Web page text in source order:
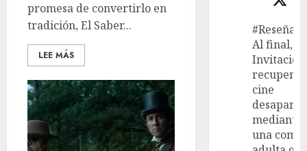
promesa de convertirlo en
tradición, El Saber...
LEE MÁS
#Reseña
Al final,
recupera
cine
mediante
una